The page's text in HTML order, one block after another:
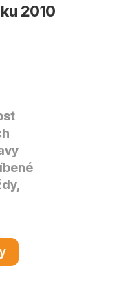
2010